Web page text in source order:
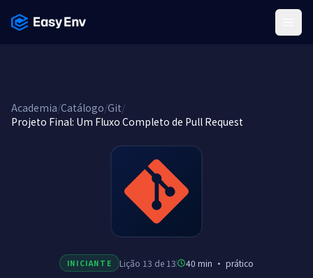
Academia/Catálogo/Git/
Projeto Final: Um Fluxo Completo de Pull Request
INICIANTE Lição 13 de 13 40 min ·prático